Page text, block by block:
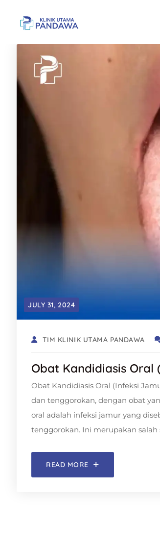
JULY 31, 2024
TIM KLINIK UTAMA PANDAWA
Obat Kandidiasis Oral
Obat Kandidiasis Oral (Infeksi
dan tenggorokan, dengan obat
oral adalah infeksi jamur yang
tenggorokan. Ini merupakan
READ MORE